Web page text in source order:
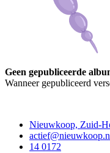
Geen gepubliceerde
Wanneer gepubliceerd
Nieuwkoop, Zuid-
14 0172